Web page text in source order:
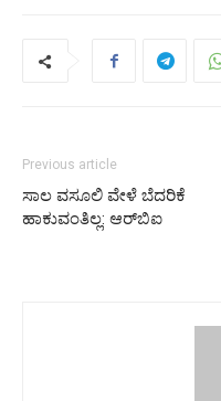
Previous article
ಸಾಲ ವಸೂಲಿ ವೇಳೆ ಬೆದರಿಕೆ
ಹಾಕುವಂತಿಲ್ಲ: ಆರ್‌ಬಿಐ